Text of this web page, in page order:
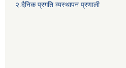
२.दैनिक प्रगति व्यस्थापन प्रणाली